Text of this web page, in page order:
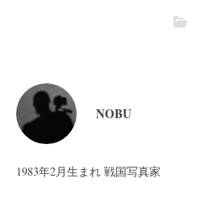
NOBU
1983年2月生まれ 戦国写真家